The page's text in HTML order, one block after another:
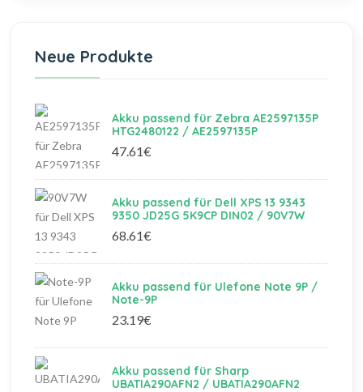
Neue Produkte
Akku passend für Zebra AE2597135P
HTG2480122 / AE2597135P
47.61€
Akku passend für Dell XPS 13 9343
9350 JD25G 5K9CP DIN02 / 90V7W
68.61€
Akku passend für Ulefone Note 9P /
Note-9P
23.19€
Akku passend für Sharp
UBATIA290AFN2 / UBATIA290AFN2